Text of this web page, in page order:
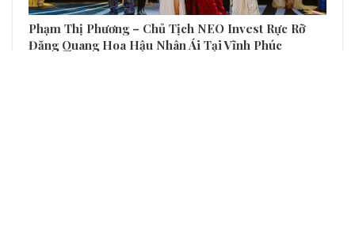
Phạm Thị Phương – Chủ Tịch NEO Invest Rực Rỡ
Đăng Quang Hoa Hậu Nhân Ái Tại Vĩnh Phúc